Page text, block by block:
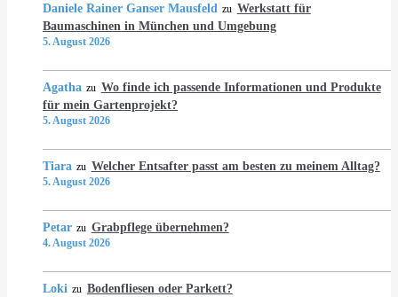
Daniele Rainer Ganser Mausfeld zu Werkstatt für
Baumaschinen in München und Umgebung
5. August 2026
Agatha zu Wo finde ich passende Informationen und Produkte
für mein Gartenprojekt?
5. August 2026
Tiara zu Welcher Entsafter passt am besten zu meinem Alltag?
5. August 2026
Petar zu Grabpflege übernehmen?
4. August 2026
Loki zu Bodenfliesen oder Parkett?